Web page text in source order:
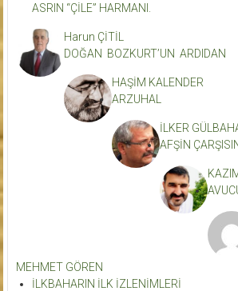
ASRIN “ÇİLE” HARMANI.
Harun ÇİTİL
DOĞAN BOZKURT’UN ARDIDAN
HAŞİM KALENDER
ARZUHAL
İLKER
AFŞİN
MEHMET GÖREN
İLKBAHARIN İLK İZLENİMLERİ